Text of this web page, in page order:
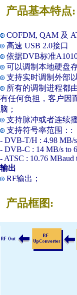
产品基本特点:
COFDM, QAM 及
高速 USB 2.0接口
依据DVB标准A1010
可以调制本地硬盘
支持实时调制外部
所有的调制进程都
有任何负担，客户因
脑；
支持脉冲或者连续
支持符号率范围：:
- DVB-T/H : 4.98 MB/
- DVB-C : 14 MB/s to
- ATSC : 10.76 MBaud
输出
RF输出；
产品框图: